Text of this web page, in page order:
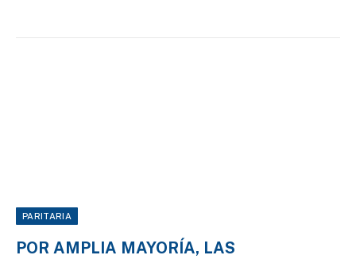
PARITARIA
POR AMPLIA MAYORÍA, LAS